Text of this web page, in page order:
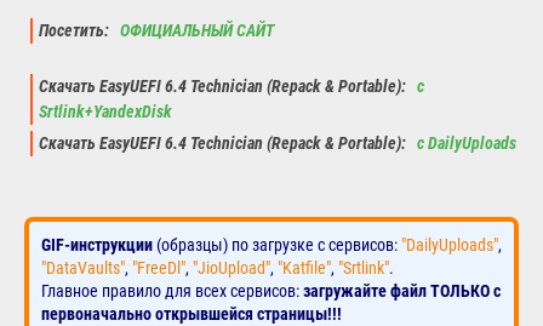
Посетить: ОФИЦИАЛЬНЫЙ САЙТ
Скачать EasyUEFI 6.4 Technician (Repack & Portable): с
Srtlink+YandexDisk
Скачать EasyUEFI 6.4 Technician (Repack & Portable): с DailyUploads
GIF-инструкции (образцы) по загрузке с сервисов: "DailyUploads",
"DataVaults", "FreeDl", "JioUpload", "Katfile", "Srtlink".
Главное правило для всех сервисов:загружайте файл ТОЛЬКО с
первоначально открывшейся страницы!!!